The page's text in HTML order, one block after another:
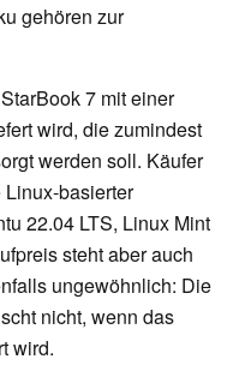
gehören zur
7 mit einer
wird, die zumindest
werden soll. Käufer
basierter
22.04 LTS, Linux Mint
steht aber auch
ungewöhnlich: Die
nicht, wenn das
wird.